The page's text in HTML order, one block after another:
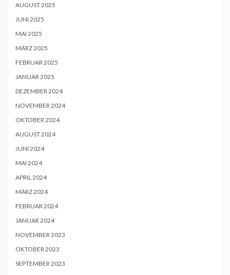
AUGUST 2025
JUNI 2025
MAI 2025
MÄRZ 2025
FEBRUAR 2025
JANUAR 2025
DEZEMBER 2024
NOVEMBER 2024
OKTOBER 2024
AUGUST 2024
JUNI 2024
MAI 2024
APRIL 2024
MÄRZ 2024
FEBRUAR 2024
JANUAR 2024
NOVEMBER 2023
OKTOBER 2023
SEPTEMBER 2023